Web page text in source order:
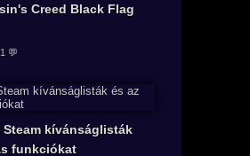
Creed Black Flag
💬
kívánságlisták
funkciókat